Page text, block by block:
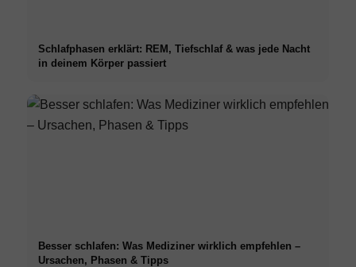
Schlafphasen erklärt: REM, Tiefschlaf & was jede Nacht
in deinem Körper passiert
Besser schlafen: Was Mediziner wirklich empfehlen –
Ursachen, Phasen & Tipps